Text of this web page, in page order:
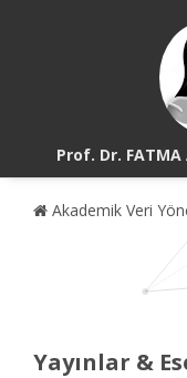
Prof. Dr. FATMA
Akademik Veri
Yayınlar &